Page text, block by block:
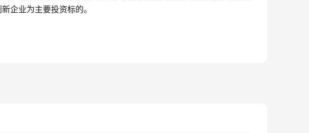
企业为主要投资标的。